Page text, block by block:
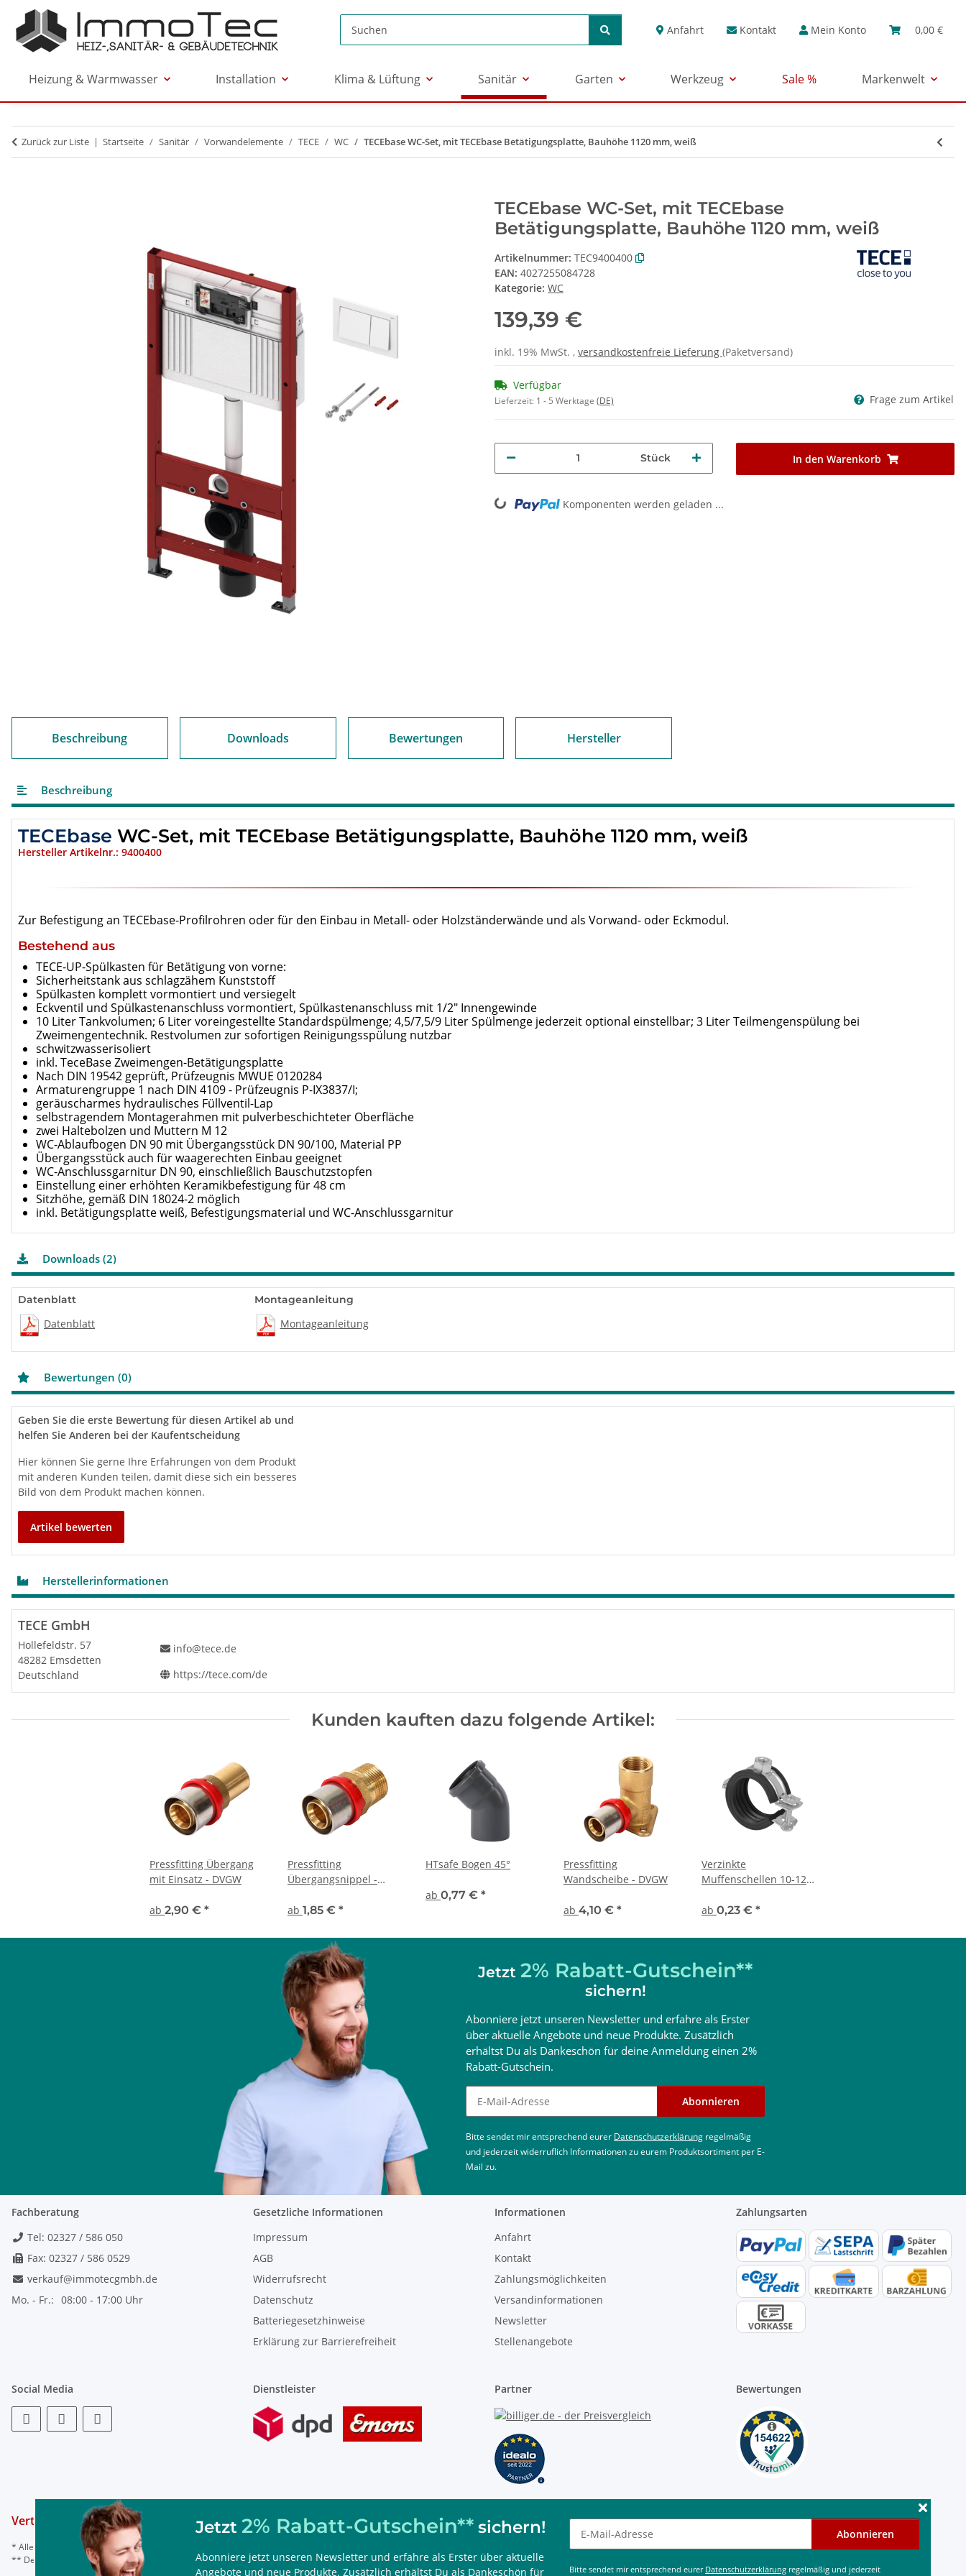
Anfahrt Kontakt Mein Konto 0,00 €
Heizung & Warmwasser Installation Klima & Lüftung Sanitär Garten Werkzeug Sale % Markenwelt
Zurück zur Liste Startseite Sanitär Vorwandelemente TECE WC TECEbase WC-Set, mit TECEbase Betätigungsplatte, Bauhöhe 1120 mm, weiß
TECEbase WC-Set, mit TECEbase
Betätigungsplatte, Bauhöhe 1120 mm, weiß
Artikelnummer: TEC9400400
EAN: 4027255084728
Kategorie: WC
139,39 €
inkl. 19% MwSt. , versandkostenfreie Lieferung (Paketversand)
Verfügbar
Lieferzeit: 1 - 5 Werktage (DE) Frage zum Artikel
Stück In den Warenkorb
Loading... Komponenten werden geladen ...
Beschreibung Downloads Bewertungen Hersteller
Beschreibung
TECEbase WC-Set, mit TECEbase Betätigungsplatte, Bauhöhe 1120 mm, weiß
Hersteller Artikelnr.: 9400400
Zur Befestigung an TECEbase-Profilrohren oder für den Einbau in Metall- oder Holzständerwände und als Vorwand- oder Eckmodul.
Bestehend aus
TECE-UP-Spülkasten für Betätigung von vorne:
Sicherheitstank aus schlagzähem Kunststoff
Spülkasten komplett vormontiert und versiegelt
Eckventil und Spülkastenanschluss vormontiert, Spülkastenanschluss mit 1/2" Innengewinde
10 Liter Tankvolumen; 6 Liter voreingestellte Standardspülmenge; 4,5/7,5/9 Liter Spülmenge jederzeit optional einstellbar; 3 Liter Teilmengenspülung bei
Zweimengentechnik. Restvolumen zur sofortigen Reinigungsspülung nutzbar
schwitzwasserisoliert
inkl. TeceBase Zweimengen-Betätigungsplatte
Nach DIN 19542 geprüft, Prüfzeugnis MWUE 0120284
Armaturengruppe 1 nach DIN 4109 - Prüfzeugnis P-IX3837/I;
geräuscharmes hydraulisches Füllventil-Lap
selbstragendem Montagerahmen mit pulverbeschichteter Oberfläche
zwei Haltebolzen und Muttern M 12
WC-Ablaufbogen DN 90 mit Übergangsstück DN 90/100, Material PP
Übergangsstück auch für waagerechten Einbau geeignet
WC-Anschlussgarnitur DN 90, einschließlich Bauschutzstopfen
Einstellung einer erhöhten Keramikbefestigung für 48 cm
Sitzhöhe, gemäß DIN 18024-2 möglich
inkl. Betätigungsplatte weiß, Befestigungsmaterial und WC-Anschlussgarnitur
Downloads (2)
Datenblatt
Datenblatt
Montageanleitung
Montageanleitung
Bewertungen (0)
Geben Sie die erste Bewertung für diesen Artikel ab und
helfen Sie Anderen bei der Kaufentscheidung
Hier können Sie gerne Ihre Erfahrungen von dem Produkt
mit anderen Kunden teilen, damit diese sich ein besseres
Bild von dem Produkt machen können.
Artikel bewerten
Herstellerinformationen
TECE GmbH
Hollefeldstr. 57
48282 Emsdetten
Deutschland
info@tece.de
https://tece.com/de
Kunden kauften dazu folgende Artikel:
Pressfitting Übergang
mit Einsatz - DVGW
ab 2,90 € *
Pressfitting
Übergangsnippel -
ab 1,85 € *
HTsafe Bogen 45°
ab 0,77 € *
Pressfitting
Wandscheibe - DVGW
ab 4,10 € *
Verzinkte
Muffenschellen 10-128
ab 0,23 € *
Jetzt2% Rabatt-Gutschein** sichern!
Abonniere jetzt unseren Newsletter und erfahre als Erster über aktuelle
Angebote und neue Produkte. Zusätzlich erhältst Du als Dankeschön für
Abonnieren
Bitte sendet mir entsprechend eurer Datenschutzerklärungregelmäßig und jederzeit
Jetzt 2% Rabatt-Gutschein**
sichern!
Abonniere jetzt unseren Newsletter und erfahre als Erster
über aktuelle Angebote und neue Produkte. Zusätzlich
erhältst Du als Dankeschön für deine Anmeldung einen 2%
Rabatt-Gutschein.
Newsletter abonnieren Abonnieren
Bitte sendet mir entsprechend eurer Datenschutzerklärung regelmäßig
und jederzeit widerruflich Informationen zu eurem Produktsortiment per E-
Mail zu.
Fachberatung
Tel: 02327 / 586 050
Fax: 02327 / 586 0529
verkauf@immotecgmbh.de
Mo. - Fr.: 08:00 - 17:00 Uhr
Gesetzliche Informationen
Impressum
AGB
Widerrufsrecht
Datenschutz
Batteriegesetzhinweise
Erklärung zur Barrierefreiheit
Informationen
Anfahrt
Kontakt
Zahlungsmöglichkeiten
Versandinformationen
Newsletter
Stellenangebote
Zahlungsarten
Social Media Dienstleister Partner Bewertungen
Vertrag widerrufen
* Alle Preise inkl. gesetzl. Mehrwertsteuer, ggf. zzgl.
** Der Rabattcode ist nur einmal einlösbar, nicht mit anderen Rabattaktionen kombinierbar, nur im Onlineshop einlösbar und 60 Tage gültig.